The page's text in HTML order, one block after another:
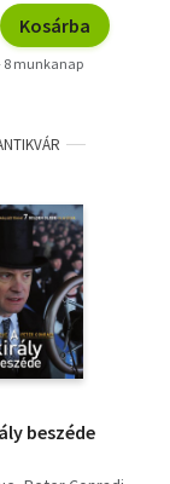
Kosárba
8 munkanap
beszéde